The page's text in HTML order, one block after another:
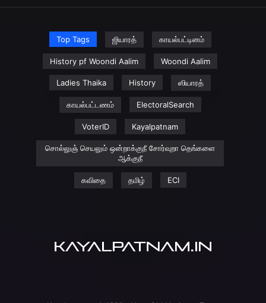
Top Tags ஜியாரத் காயல்பட்டினம்
History pf Woondi Aalim Woondi Aalim
Ladies Thaika History ஸியாரத்
காயல்பட்டணம் ElectoralSearch
VoterID Kayalpatnam
சொல்லுஞ் செயலும் ஒன்றாக்குநீ சோர்வுறா தெங்களை
ஆக்குநீ
கவிதை தமிழ் ECI